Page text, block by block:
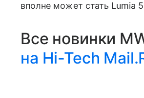
вполне может стать Lumia
Все новинки
на Hi-Tech